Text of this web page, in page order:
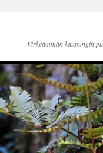
Virkeämmän kaupungin